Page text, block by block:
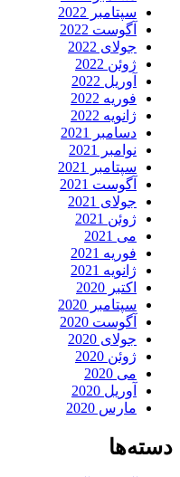
سپتامبر 2022
آگوست 2022
جولای 2022
ژوئن 2022
آوریل 2022
فوریه 2022
ژانویه 2022
دسامبر 2021
نوامبر 2021
سپتامبر 2021
آگوست 2021
جولای 2021
ژوئن 2021
می 2021
فوریه 2021
ژانویه 2021
اکتبر 2020
سپتامبر 2020
آگوست 2020
جولای 2020
ژوئن 2020
می 2020
آوریل 2020
مارس 2020
دسته‌ها